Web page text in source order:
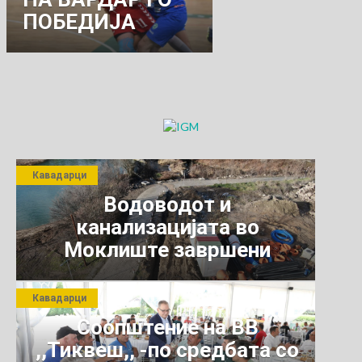
ПОБЕДИЈА
ТИКВЕШ СО 34-
Водоводот и
канализацијата во
Моклиште завршени
Кавадарци
Соопштение на ВВ
,,Тиквеш,, -по средбата со
Кавадарци